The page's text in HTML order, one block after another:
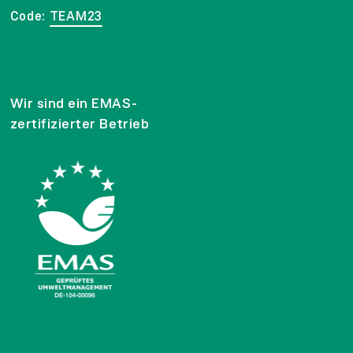
Code: TEAM23
Wir sind ein EMAS-
zertifizierter Betrieb